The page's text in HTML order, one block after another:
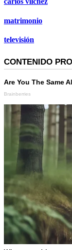
matrimonio
televisión